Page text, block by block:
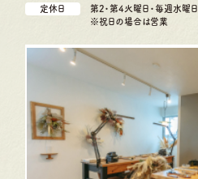
定休日
第2・第4火曜日・毎週水曜日
※祝日の場合は営業